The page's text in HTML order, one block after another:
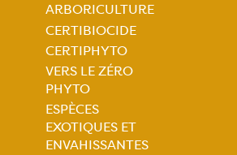
Navigation
principale
ARBORICULTURE
CERTIBIOCIDE
CERTIPHYTO
VERS LE ZÉRO
PHYTO
ESPÈCES
EXOTIQUES ET
ENVAHISSANTES